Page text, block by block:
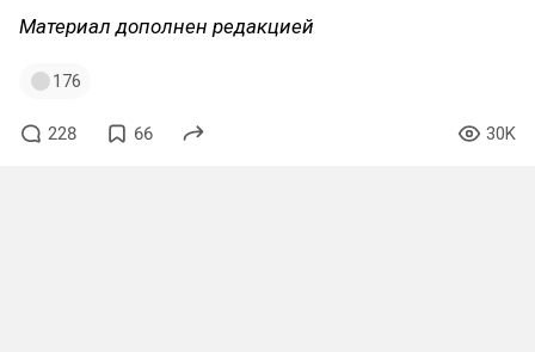
Материал дополнен редакцией
176
228 66 30K